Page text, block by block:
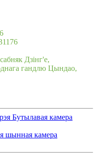
Дзінг'е,
гандлю Цындао,
Бутылавая камера
шынная камера